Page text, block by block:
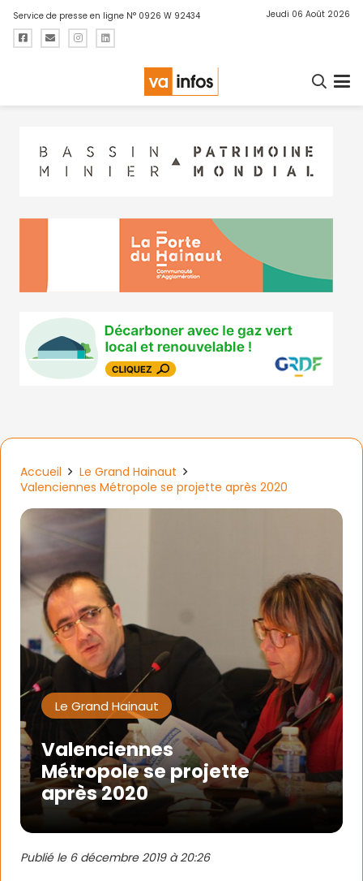
Service de presse en ligne N° 0926 W 92434 Jeudi 06 Août 2026
Accueil
Le Grand Hainaut
Valenciennes Métropole se projette après 2020
Le Grand Hainaut
Valenciennes
Métropole se projette
après 2020
Publié le 6 décembre 2019 à 20:26